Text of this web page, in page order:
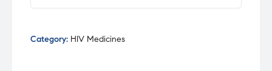
Category: HIV Medicines